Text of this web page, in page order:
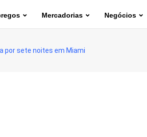
Mercadorias Negócios
por sete noites em Miami